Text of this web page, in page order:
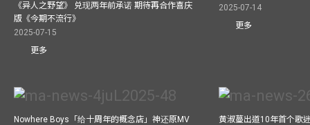
《异人之野望》 兑现两年前承诺 期待再合作喜庆
版《今期不流行》
2025-07-15
更多
2025-07-14
更多
Nowhere Boys「给十周年的概念店」神还原MV
黄淑蔓出道10年首个歌